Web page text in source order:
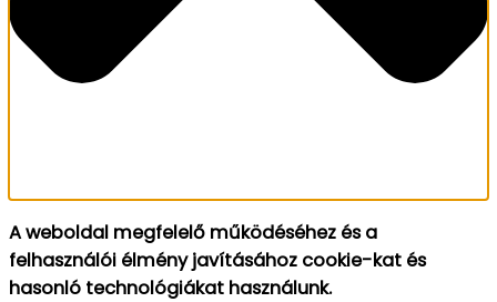
A weboldal megfelelő működéséhez és a
felhasználói élmény javításához cookie-kat és
hasonló technológiákat használunk.